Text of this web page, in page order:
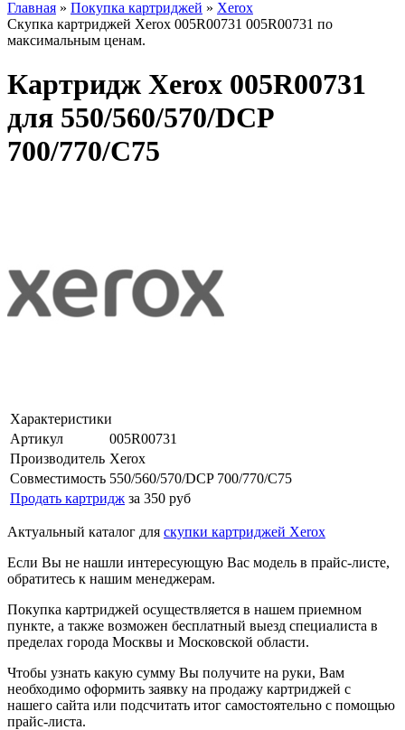
Главная » Покупка картриджей » Xerox
Скупка картриджей Xerox 005R00731 005R00731 по
максимальным ценам.
Картридж Xerox 005R00731
для 550/560/570/DCP
700/770/C75
Характеристики
Артикул
005R00731
Производитель Xerox
Совместимость 550/560/570/DCP 700/770/C75
Продать картридж за 350 руб
Актуальный каталог для скупки картриджей Xerox
Если Вы не нашли интересующую Вас модель в прайс-листе,
обратитесь к нашим менеджерам.
Покупка картриджей осуществляется в нашем приемном
пункте, а также возможен бесплатный выезд специалиста в
пределах города Москвы и Московской области.
Чтобы узнать какую сумму Вы получите на руки, Вам
необходимо оформить заявку на продажу картриджей с
нашего сайта или подсчитать итог самостоятельно с помощью
прайс-листа.